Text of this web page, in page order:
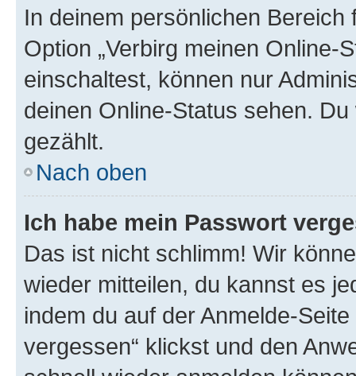
In deinem persönlichen
Option „Verbirg meinen Online-
einschaltest, können nur
deinen Online-Status sehen.
gezählt.
Nach oben
Ich habe mein Passwort
Das ist nicht schlimm! Wir
wieder mitteilen, du kannst es
indem du auf der Anmelde-
vergessen“ klickst und den